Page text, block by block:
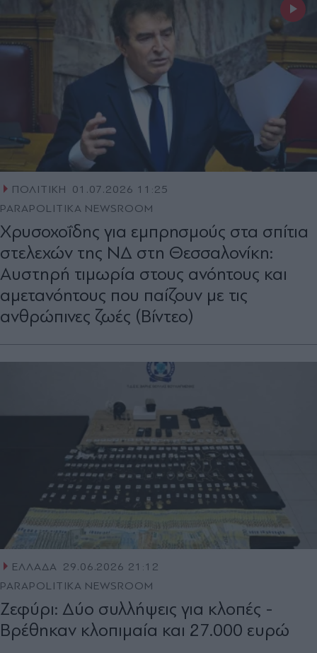
ΠΟΛΙΤΙΚΗ
01.07.2026 11:25
PARAPOLITIKA NEWSROOM
Χρυσοχοΐδης για εμπρησμούς στα σπίτια
στελεχών της ΝΔ στη Θεσσαλονίκη:
Αυστηρή τιμωρία στους ανόητους και
αμετανόητους που παίζουν με τις
ανθρώπινες ζωές (Βίντεο)
ΕΛΛΑΔΑ 29.06.2026 21:12
PARAPOLITIKA NEWSROOM
Ζεφύρι: Δύο συλλήψεις για κλοπές -
Βρέθηκαν κλοπιμαία και 27.000 ευρώ